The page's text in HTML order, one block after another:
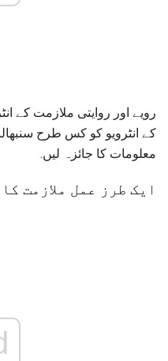
رویے اور روایتی ملازمت کے
کے انٹرویو کو کس طرح
معلومات کا جائزہ لیں.
ایک طرز عمل ملازمت